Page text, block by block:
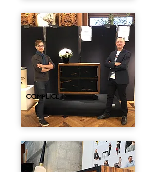
COMPLICE I